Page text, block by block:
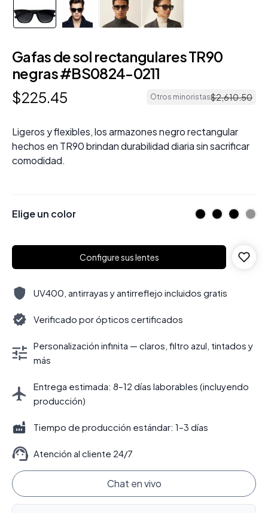
Gafas de sol rectangulares TR90
negras #BS0824-0211
$225.45 Otros minoristas$2,610.50
Ligeros y flexibles, los armazones negro rectangular
hechos en TR90 brindan durabilidad diaria sin sacrificar
comodidad.
Elige un color
Configure sus lentes
UV400, antirrayas y antirreflejo incluidos gratis
Verificado por ópticos certificados
Personalización infinita — claros, filtro azul, tintados y
más
Entrega estimada: 8–12 días laborables (incluyendo
producción)
Tiempo de producción estándar: 1–3 días
Atención al cliente 24/7
Chat en vivo